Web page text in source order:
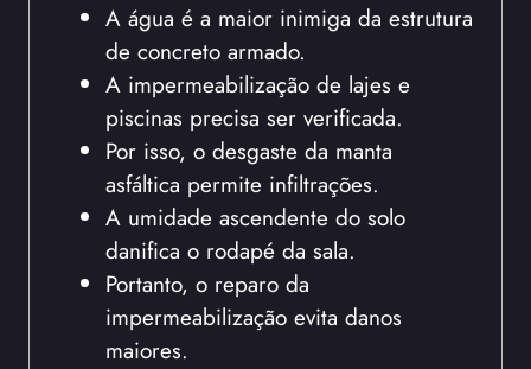
A água é a maior inimiga da estrutura
de concreto armado.
A impermeabilização de lajes e
piscinas precisa ser verificada.
Por isso, o desgaste da manta
asfáltica permite infiltrações.
A umidade ascendente do solo
danifica o rodapé da sala.
Portanto, o reparo da
impermeabilização evita danos
maiores.